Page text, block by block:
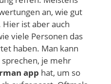
an, wie gut
Hier ist aber auch
viele Personen das
haben. Man kann
sprechen, je mehr
app hat, um so